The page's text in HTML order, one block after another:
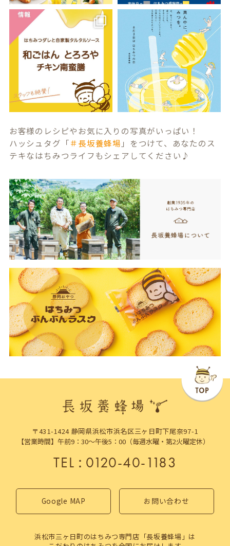
お客様のレシピやお気に入りの写真がいっぱい！
ハッシュタグ「＃長坂養蜂場 」をつけて、あなたのス
テキなはちみつライフもシェアしてください♪
〒431-1424 静岡県浜松市浜名区三ヶ日町下尾奈97-1
【営業時間】午前9：30～午後5：00（毎週水曜・第2火曜定休）
TEL：0120-40-1183
Google MAP お問い合わせ
浜松市三ヶ日町のはちみつ専門店「長坂養蜂場」は